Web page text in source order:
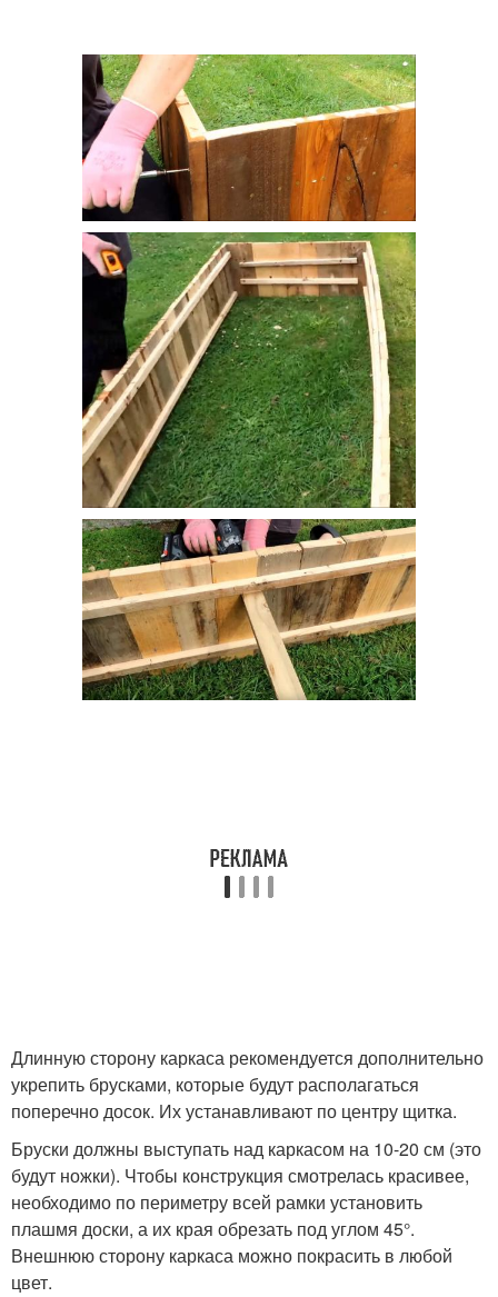
Длинную сторону каркаса рекомендуется дополнительно
укрепить брусками, которые будут располагаться
поперечно досок. Их устанавливают по центру щитка.
Бруски должны выступать над каркасом на 10-20 см (это
будут ножки). Чтобы конструкция смотрелась красивее,
необходимо по периметру всей рамки установить
плашмя доски, а их края обрезать под углом 45°.
Внешнюю сторону каркаса можно покрасить в любой
цвет.